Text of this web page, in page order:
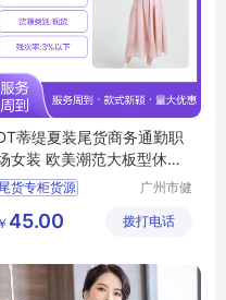
蒂缇夏装尾货商务通勤职
女装 欧美潮范大板型休闲
尾货专柜货源
商务通勤职场女装
广州市健
限公司
￥ 45.00 拨打电话